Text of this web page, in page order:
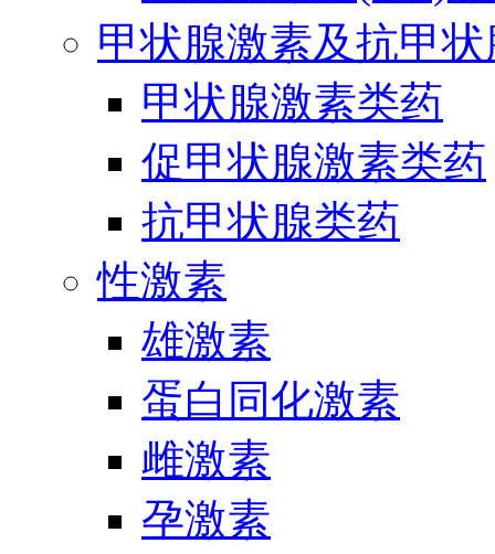
甲状腺激素及抗甲
甲状腺激素类药
促甲状腺激素类药
抗甲状腺类药
性激素
雄激素
蛋白同化激素
雌激素
孕激素